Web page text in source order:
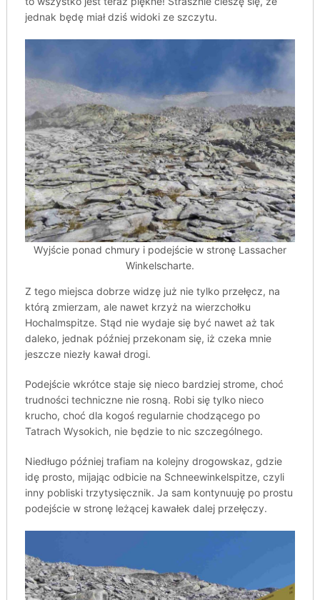
jednak będę miał dziś widoki ze szczytu.
Wyjście ponad chmury i podejście w stronę Lassacher
Winkelscharte.
Z tego miejsca dobrze widzę już nie tylko przełęcz, na
którą zmierzam, ale nawet krzyż na wierzchołku
Hochalmspitze. Stąd nie wydaje się być nawet aż tak
daleko, jednak później przekonam się, iż czeka mnie
jeszcze niezły kawał drogi.
Podejście wkrótce staje się nieco bardziej strome, choć
trudności techniczne nie rosną. Robi się tylko nieco
krucho, choć dla kogoś regularnie chodzącego po
Tatrach Wysokich, nie będzie to nic szczególnego.
Niedługo później trafiam na kolejny drogowskaz, gdzie
idę prosto, mijając odbicie na Schneewinkelspitze, czyli
inny pobliski trzytysięcznik. Ja sam kontynuuję po prostu
podejście w stronę leżącej kawałek dalej przełęczy.